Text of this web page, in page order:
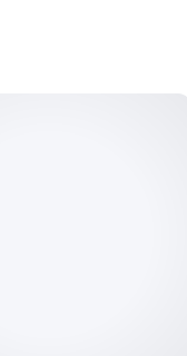
数？
效果。细粉需要更强